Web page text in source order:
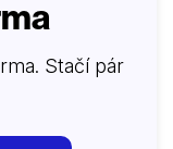
Stačí pár